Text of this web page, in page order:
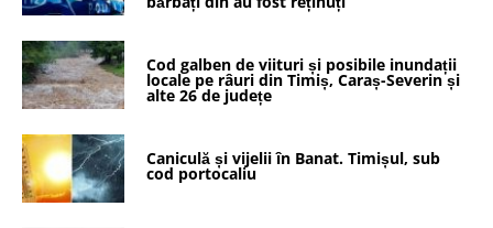
Cod galben de viituri și posibile inundații
locale pe râuri din Timiș, Caraș-Severin și
alte 26 de județe
Caniculă și vijelii în Banat. Timișul, sub
cod portocaliu